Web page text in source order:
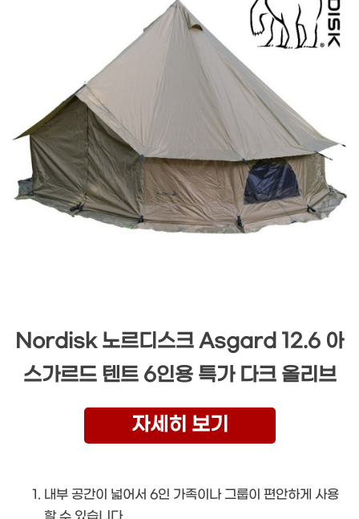
Nordisk 노르디스크 Asgard 12.6 아
스가르드 텐트 6인용 특가 다크 올리브
자세히 보기
내부 공간이 넓어서 6인 가족이나 그룹이 편안하게 사용